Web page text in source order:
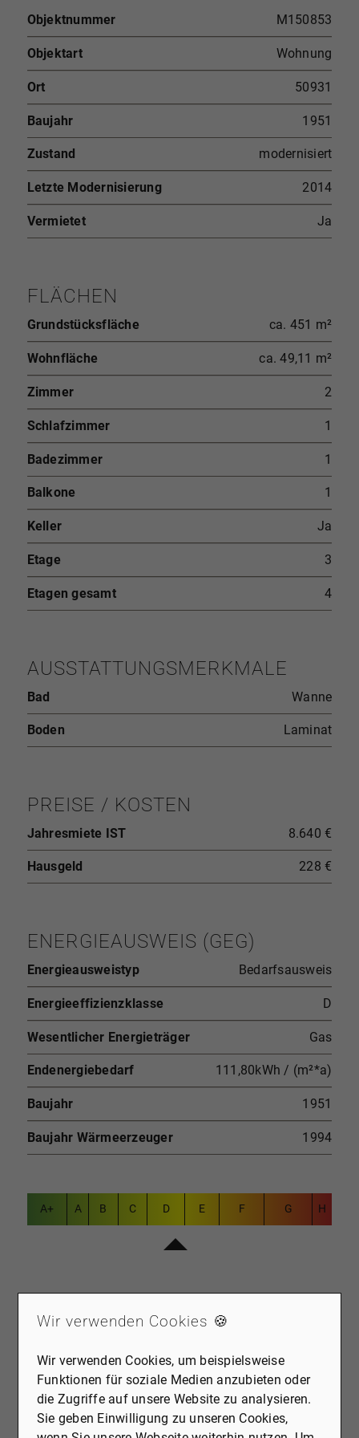
Objektnummer M150853
Objektart Wohnung
Ort 50931
Baujahr 1951
Zustand modernisiert
Letzte Modernisierung 2014
Vermietet Ja
FLÄCHEN
Grundstücksfläche ca. 451 m²
Wohnfläche ca. 49,11 m²
Zimmer 2
Schlafzimmer 1
Badezimmer 1
Balkone 1
Keller Ja
Etage 3
Etagen gesamt 4
AUSSTATTUNGSMERKMALE
Bad Wanne
Boden Laminat
PREISE / KOSTEN
Jahresmiete IST 8.640 €
Hausgeld 228 €
ENERGIEAUSWEIS (GEG)
Energieausweistyp Bedarfsausweis
Energieeffizienzklasse D
Wesentlicher Energieträger Gas
Endenergiebedarf 111,80kWh / (m²*a)
Baujahr 1951
Baujahr Wärmeerzeuger 1994
A+ A B C D E F G H
Provision: 3,57 % des Kaufpreises inkl. der gesetzl. MwSt.
Wir verwenden Cookies 🍪
Wir verwenden Cookies, um beispielsweise
Funktionen für soziale Medien anzubieten oder
die Zugriffe auf unsere Website zu analysieren.
Sie geben Einwilligung zu unseren Cookies,